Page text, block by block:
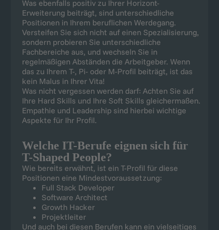
Was ebenfalls positiv zu Ihrer Horizont-
Erweiterung beiträgt, sind unterschiedliche
Positionen in Ihrem beruflichen Werdegang.
Versteifen Sie sich nicht auf einen Spezialisierung,
sondern probieren Sie unterschiedliche
Fachbereiche aus, und wechseln Sie in
regelmäßigen Abständen die Arbeitgeber. Wenn
das zu Ihrem T-, Pi- oder M-Profil beiträgt, ist das
kein Malus in Ihrer Vita!
Was nicht vergessen werden darf: Achten Sie auf
Ihre Hard Skills und Ihre Soft Skills gleichermaßen.
Empathie und Leadership sind hierbei wichtige
Aspekte für Ihr Profil.
Welche IT-Berufe eignen sich für
T-Shaped People?
Wie bereits erwähnt, ist ein T-Profil für diese
Positionen eine Mindestvoraussetzung:
Full Stack Developer
Software Architect
Growth Hacker
Projektleiter
Und auch bei diesen Berufen kann ein vielseitiges